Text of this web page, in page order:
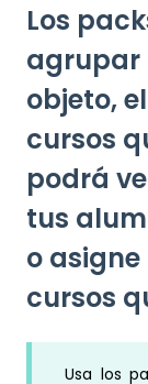
Los
agrupar
objeto,
cursos
podrá
tus
o
cursos
Usa los